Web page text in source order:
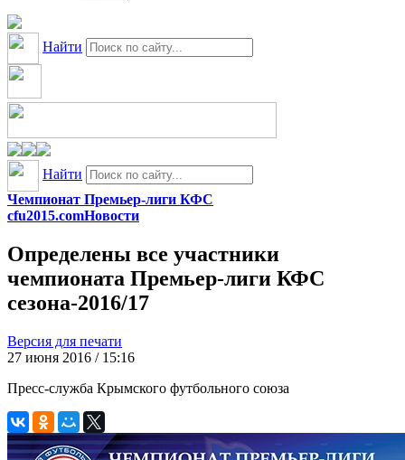
Найти
Найти
Чемпионат Премьер-лиги КФС
cfu2015.comНовости
Определены все участники
чемпионата Премьер-лиги КФС
сезона-2016/17
Версия для печати
27 июня 2016 / 15:16
Пресс-служба Крымского футбольного союза